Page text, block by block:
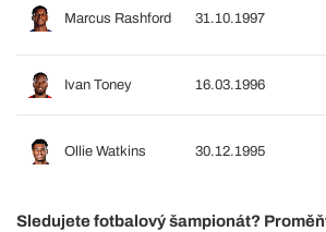
Marcus Rashford 31.10.1997
Ivan Toney 16.03.1996
Ollie Watkins 30.12.1995
Sledujete fotbalový šampionát?